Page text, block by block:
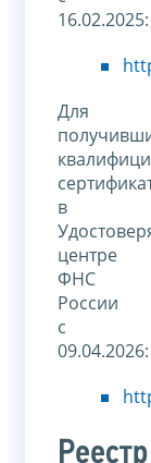
16.02.2025:
Для
в
центре
ФНС
России
с
09.04.2026:
Реестр